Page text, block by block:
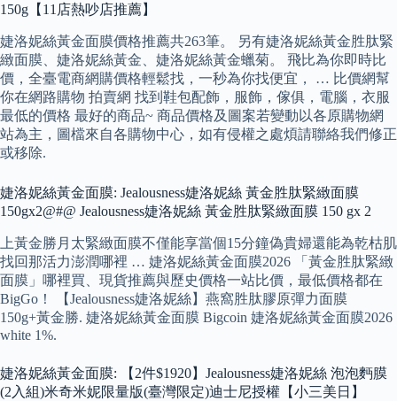
150g【11店熱吵店推薦】
婕洛妮絲黃金面膜價格推薦共263筆。 另有婕洛妮絲黃金胜肽緊
緻面膜、婕洛妮絲黃金、婕洛妮絲黃金蠟菊。 飛比為你即時比
價，全臺電商網購價格輕鬆找，一秒為你找便宜， … 比價網幫
你在網路購物 拍賣網 找到鞋包配飾，服飾，傢俱，電腦，衣服
最低的價格 最好的商品~ 商品價格及圖案若變動以各原購物網
站為主，圖檔來自各購物中心，如有侵權之處煩請聯絡我們修正
或移除.
婕洛妮絲黃金面膜: Jealousness婕洛妮絲 黃金胜肽緊緻面膜
150gx2@#@ Jealousness婕洛妮絲 黃金胜肽緊緻面膜 150 gx 2
上黃金勝月太緊緻面膜不僅能享當個15分鐘偽貴婦還能為乾枯肌
找回那活力澎潤哪裡 … 婕洛妮絲黃金面膜2026 「黃金胜肽緊緻
面膜」哪裡買、現貨推薦與歷史價格一站比價，最低價格都在
BigGo！ 【Jealousness婕洛妮絲】燕窩胜肽膠原彈力面膜
150g+黃金勝. 婕洛妮絲黃金面膜 Bigcoin 婕洛妮絲黃金面膜2026
white 1%.
婕洛妮絲黃金面膜: 【2件$1920】Jealousness婕洛妮絲 泡泡麪膜
(2入組)米奇米妮限量版(臺灣限定)迪士尼授權【小三美日】